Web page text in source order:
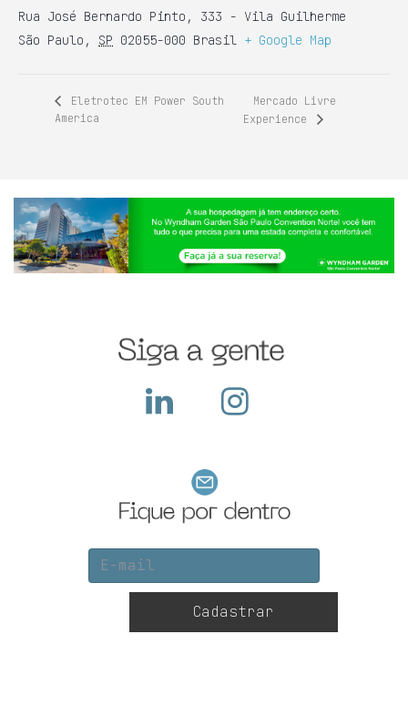
Rua José Bernardo Pinto, 333 - Vila Guilherme
São Paulo , SP 02055-000 Brasil + Google Map
Eletrotec EM Power South
America
Mercado Livre
Experience